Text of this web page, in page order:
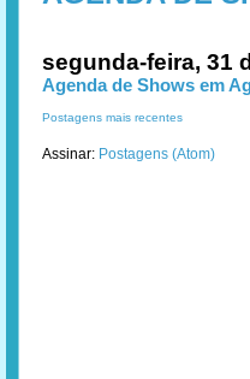
segunda-feira, 31
Agenda de Shows em
Postagens mais recentes
Assinar: Postagens (Atom)